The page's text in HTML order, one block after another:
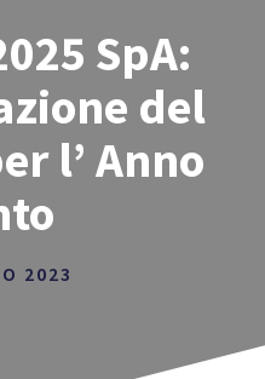
SpA:
del
l’ Anno
2023